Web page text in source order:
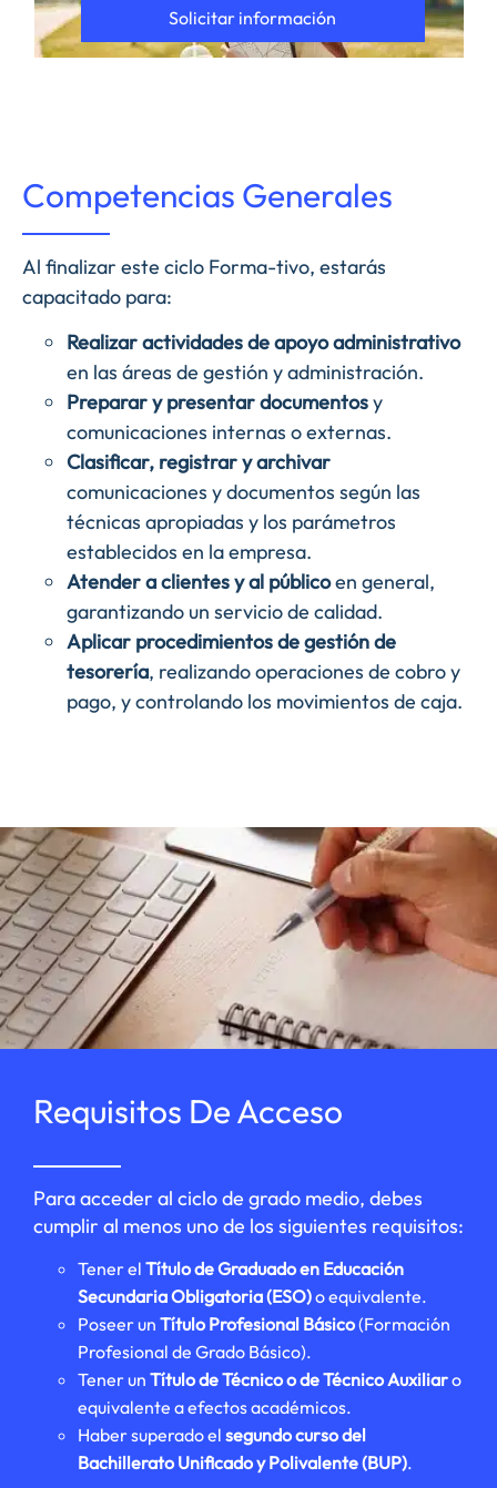
Solicitar información
Competencias Generales
Al finalizar este ciclo Forma-tivo, estarás
capacitado para:
Realizar actividades de apoyo administrativo
en las áreas de gestión y administración.
Preparar y presentar documentosy
comunicaciones internas o externas.
Clasificar, registrar y archivar
comunicaciones y documentos según las
técnicas apropiadas y los parámetros
establecidos en la empresa.
Atender a clientes y al públicoen general,
garantizando un servicio de calidad.
Aplicar procedimientos de gestión de
tesorería, realizando operaciones de cobro y
pago, y controlando los movimientos de caja.
Requisitos De Acceso
Para acceder al ciclo de grado medio, debes
cumplir al menos uno de los siguientes requisitos:
Tener el Título de Graduado en Educación
Secundaria Obligatoria (ESO)o equivalente.
Poseer un Título Profesional Básico(Formación
Profesional de Grado Básico).
Tener un Título de Técnico o de Técnico Auxiliaro
equivalente a efectos académicos.
Haber superado el segundo curso del
Bachillerato Unificado y Polivalente (BUP).